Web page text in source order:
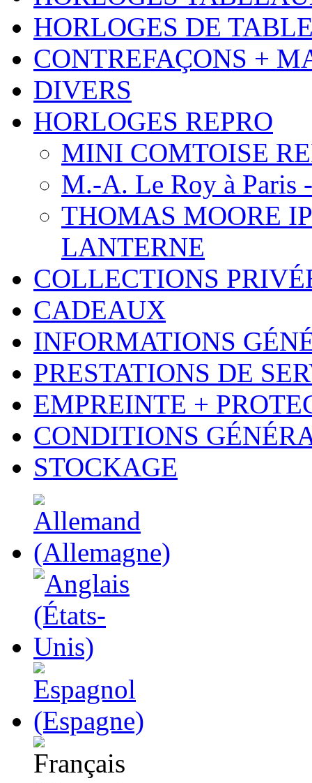
HORLOGES DE
CONTREFAÇONS +
DIVERS
HORLOGES REPRO
MINI COMTOISE
M.-A. Le Roy à Paris
THOMAS MOORE
LANTERNE
COLLECTIONS
CADEAUX
INFORMATIONS
PRESTATIONS DE
EMPREINTE +
CONDITIONS
STOCKAGE